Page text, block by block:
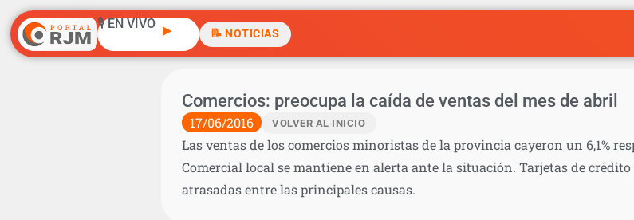
🎙️ EN VIVO ▶ 📝 NOTICIAS
Comercios: preocupa la caída de ventas del mes de abril
17/06/2016 VOLVER AL INICIO
Las ventas de los comercios minoristas de la provincia cayeron un 6,1%
Comercial local se mantiene en alerta ante la situación. Tarjetas de
atrasadas entre las principales causas.